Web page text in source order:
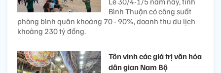
Bình Thuận có công suất
phòng bình quân khoảng 70 - 90%, doanh thu du lịch
khoảng 230 tỷ đồng.
Tôn vinh các giá trị văn hóa
dân gian Nam Bộ